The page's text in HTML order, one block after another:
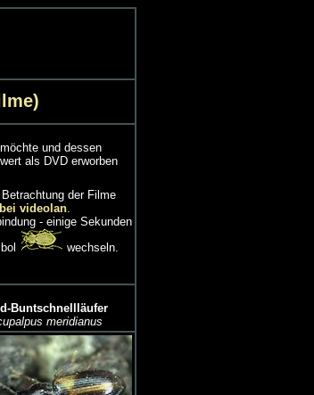
und dessen
als DVD erworben
der Filme
videolan.
- einige Sekunden
wechseln.
Buntschnellläufer
meridianus